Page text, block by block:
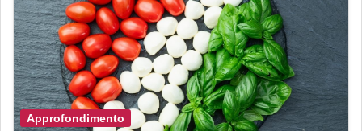
Approfondimento